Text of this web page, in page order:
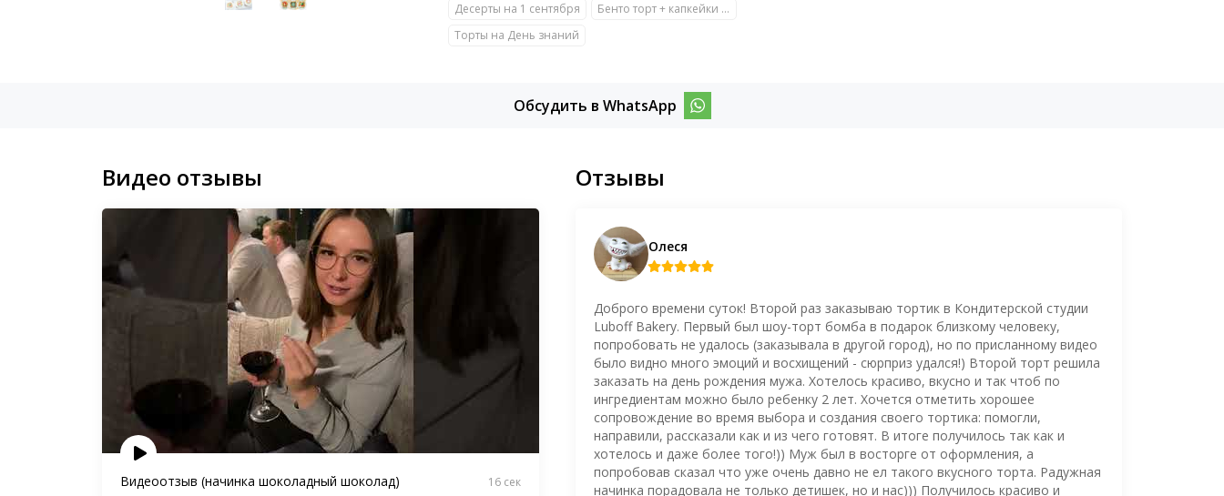
Десерты на 1 сентября
Бенто торт + капкейки на День знаний
Торты на День знаний
Обсудить в WhatsApp
Видео отзывы
Видеоотзыв (начинка шоколадный шоколад) 16 сек
Отзывы
Олеся
Доброго времени суток! Второй раз заказываю тортик в Кондитерской студии
Luboff Bakery. Первый был шоу-торт бомба в подарок близкому человеку,
попробовать не удалось (заказывала в другой город), но по присланному видео
было видно много эмоций и восхищений - сюрприз удался!) Второй торт решила
заказать на день рождения мужа. Хотелось красиво, вкусно и так чтоб по
ингредиентам можно было ребенку 2 лет. Хочется отметить хорошее
сопровождение во время выбора и создания своего тортика: помогли,
направили, рассказали как и из чего готовят. В итоге получилось так как и
хотелось и даже более того!)) Муж был в восторге от оформления, а
попробовав сказал что уже очень давно не ел такого вкусного торта. Радужная
начинка порадовала не только детишек, но и нас))) Получилось красиво и